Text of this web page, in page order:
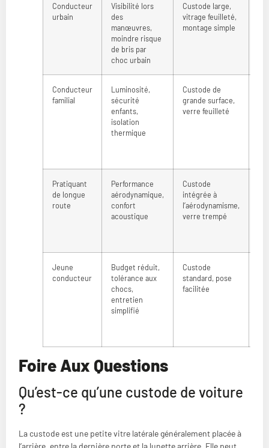
Conducteur
urbain
Visibilité lors
des
manœuvres,
moindre risque
de bris par
choc urbain
Custode large,
vitrage feuilleté,
montage simple
Conducteur
familial
Luminosité,
sécurité
enfants,
isolation
thermique
Custode de
grande surface,
verre feuilleté
Pratiquant
de longue
route
Performance
aérodynamique,
confort
acoustique
Custode
intégrée à
l’aérodynamisme,
verre trempé
Jeune
conducteur
Budget réduit,
tolérance aux
chocs,
entretien
simplifié
Custode
standard, pose
facilitée
Foire Aux Questions
Qu’est-ce qu’une custode de voiture
?
La custode est une petite vitre latérale généralement placée à
l’arrière, entre la dernière porte et la lunette arrière. Elle peut